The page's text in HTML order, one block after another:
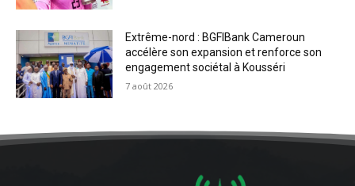
Extrême-nord : BGFIBank Cameroun
accélère son expansion et renforce son
engagement sociétal à Kousséri
7 août 2026